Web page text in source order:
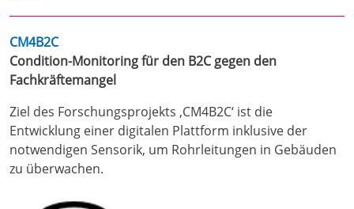
CM4B2C
Condition-Monitoring für den B2C gegen den
Fachkräftemangel
Ziel des Forschungsprojekts ‚CM4B2C‘ ist die
Entwicklung einer digitalen Plattform inklusive der
notwendigen Sensorik, um Rohrleitungen in Gebäuden
zu überwachen.